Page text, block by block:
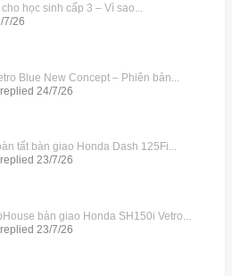
học sinh cấp 3 – Vì sao...
7/26
Blue New Concept – Phiên bản...
replied 24/7/26
tất bàn giao Honda Dash 125Fi...
replied 23/7/26
bàn giao Honda SH150i Vetro...
replied 23/7/26